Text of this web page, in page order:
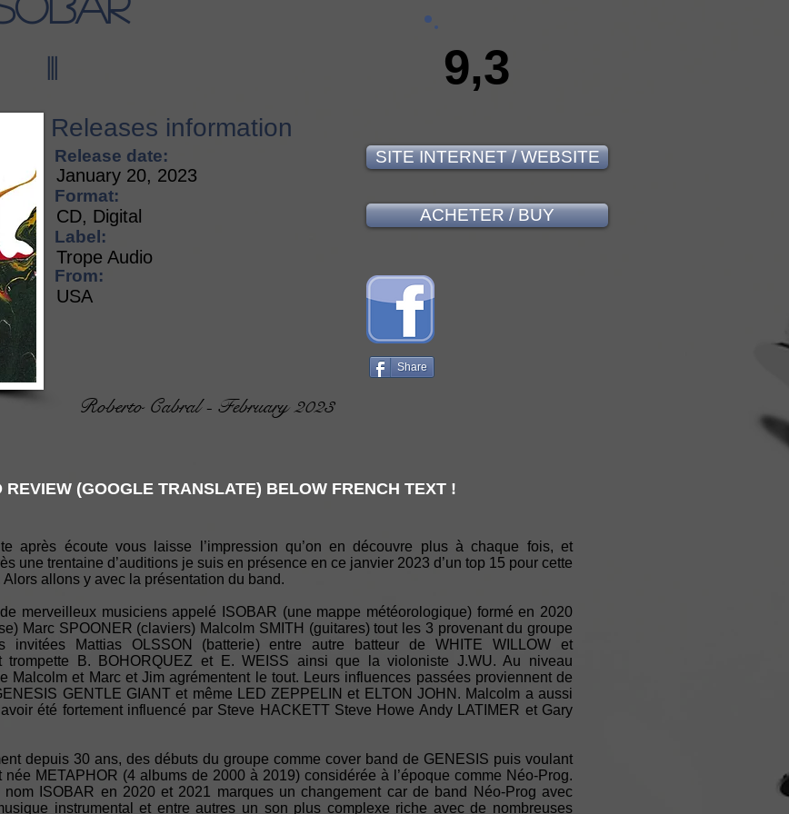
Releases information
Release date:
January 20, 2023
Format:
CD, Digital
Label:
From:
Trope Audio
USA
Roberto Cabral - February 2023
9,3
SITE INTERNET / WEBSITE
ACHETER / BUY
Share
REVIEW (GOOGLE TRANSLATE) BELOW FRENCH TEXT !
après écoute vous laisse l’impression qu’on en découvre plus à chaque fois, et
une trentaine d’auditions je suis en présence en ce janvier 2023 d’un top 15 pour cette
allons y avec la présentation du band.
merveilleux musiciens appelé ISOBAR (une mappe météorologique) formé en 2020
Marc SPOONER (claviers) Malcolm SMITH (guitares) tout les 3 provenant du groupe
invitées Mattias OLSSON (batterie) entre autre batteur de WHITE WILLOW et
B. BOHORQUEZ et E. WEISS ainsi que la violoniste J.WU. Au niveau
Malcolm et Marc et Jim agrémentent le tout. Leurs influences passées proviennent de
GENTLE GIANT et même LED ZEPPELIN et ELTON JOHN. Malcolm a aussi
été fortement influencé par Steve HACKETT Steve Howe Andy LATIMER et Gary
depuis 30 ans, des débuts du groupe comme cover band de GENESIS puis voulant
METAPHOR (4 albums de 2000 à 2019) considérée à l’époque comme Néo-Prog.
ISOBAR en 2020 et 2021 marques un changement car de band Néo-Prog avec
instrumental et entre autres un son plus complexe riche avec de nombreuses